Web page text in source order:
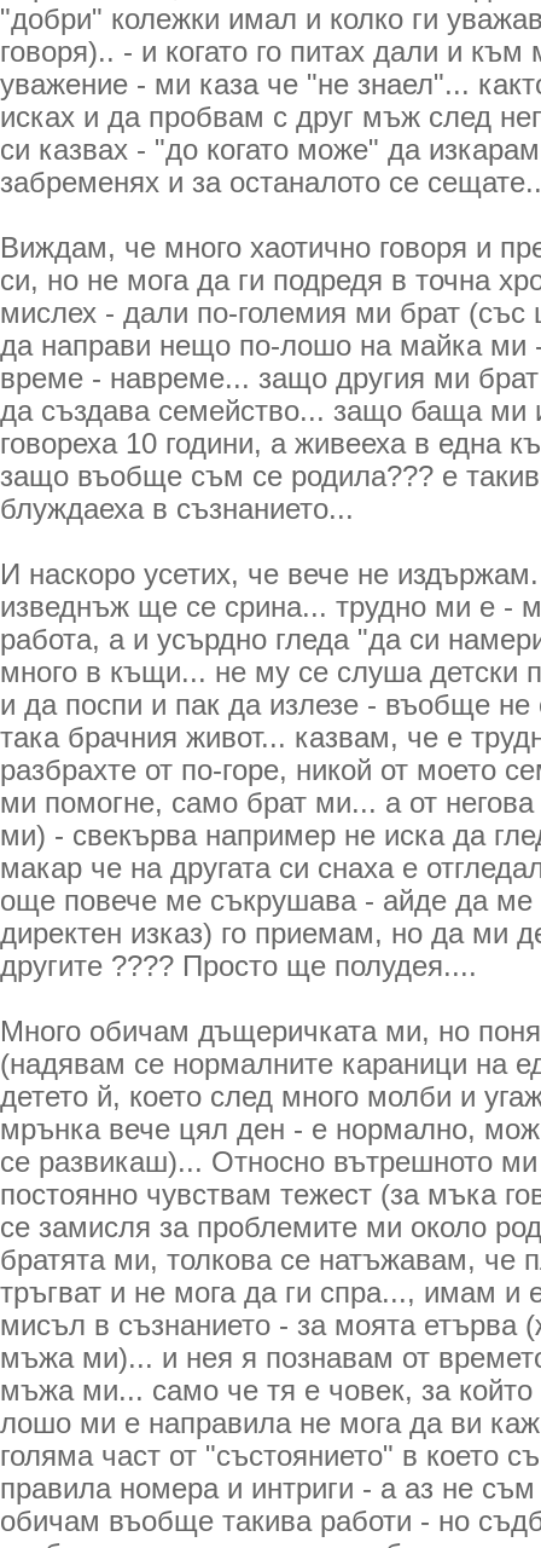
"добри" колежки имал и колко ги
говоря).. - и когато го питах дали и към
уважение - ми каза че "не знаел"...
исках и да пробвам с друг мъж след
си казвах - "до когато може" да
забременях и за останалото се
Виждам, че много хаотично говоря и
си, но не мога да ги подредя в точна
мислех - дали по-големия ми брат
да направи нещо по-лошо на майка ми
време - навреме... защо другия ми
да създава семейство... защо баща ми
говореха 10 години, а живееха в
защо въобще съм се родила??? е
блуждаеха в съзнанието...
И наскоро усетих, че вече не
изведнъж ще се срина... трудно ми е -
работа, а и усърдно гледа "да си
много в къщи... не му се слуша детски
и да поспи и пак да излезе - въобще
така брачния живот... казвам, че е
разбрахте от по-горе, никой от моето
ми помогне, само брат ми... а от негова
ми) - свекърва например не иска да
макар че на другата си снаха е
още повече ме съкрушава - айде да ме
директен изказ) го приемам, но да ми
другите ???? Просто ще полудея....
Много обичам дъщеричката ми, но
(надявам се нормалните караници на
детето й, което след много молби и
мрънка вече цял ден - е нормално,
се развикаш)... Относно вътрешното
постоянно чувствам тежест (за мъка
се замисля за проблемите ми около
братята ми, толкова се натъжавам, че
тръгват и не мога да ги спра..., имам и
мисъл в съзнанието - за моята етърва
мъжа ми)... и нея я познавам от
мъжа ми... само че тя е човек, за
лошо ми е направила не мога да ви
голяма част от "състоянието" в което
правила номера и интриги - а аз не
обичам въобще такива работи - но